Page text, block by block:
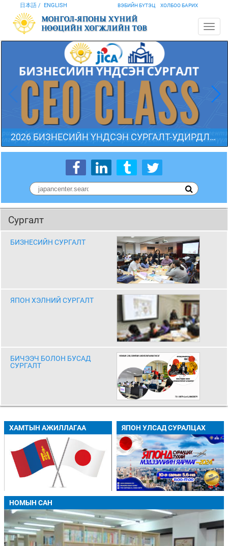
ВЭБИЙН БҮТЭЦ ХОЛБОО БАРИХ
日本語 ENGLISH
2026 БИЗНЕСИЙН ҮНДСЭН СУРГАЛТ-УДИРДЛАГЫН АНГИ 29 дэх элсэлт
Сургалт
БИЗНЕСИЙН СУРГАЛТ
ЯПОН ХЭЛНИЙ СУРГАЛТ
БИЧЭЭЧ БОЛОН БУСАД
СУРГАЛТ
ХАМТЫН АЖИЛЛАГАА ЯПОН УЛСАД СУРАЛЦАХ
НОМЫН САН